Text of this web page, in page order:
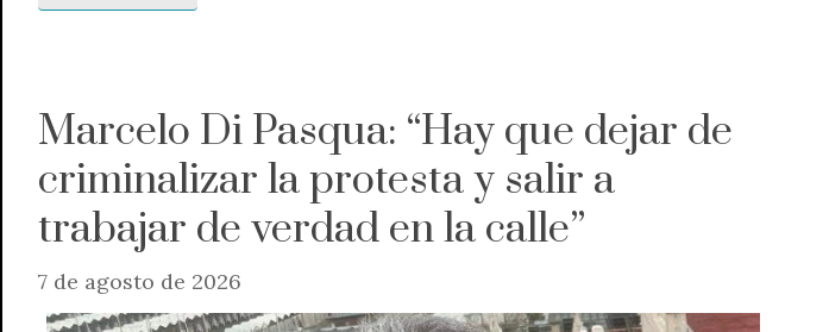
Marcelo Di Pasqua: “Hay que dejar de
criminalizar la protesta y salir a
trabajar de verdad en la calle”
7 de agosto de 2026